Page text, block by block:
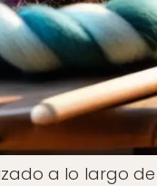
a lo largo